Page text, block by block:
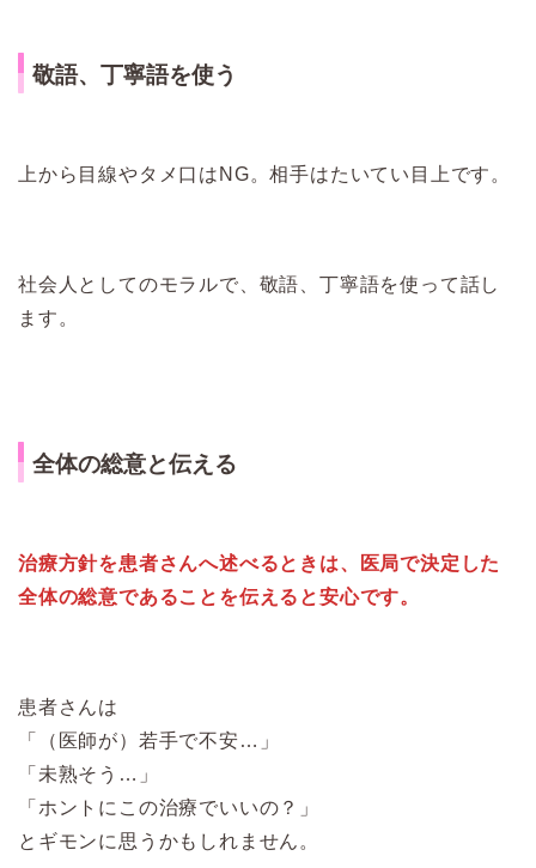
敬語、丁寧語を使う
上から目線やタメ口はNG。相手はたいてい目上です。
社会人としてのモラルで、敬語、丁寧語を使って話し
ます。
全体の総意と伝える
治療方針を患者さんへ述べるときは、医局で決定した
全体の総意であることを伝えると安心です。
患者さんは
「（医師が）若手で不安…」
「未熟そう…」
「ホントにこの治療でいいの？」
とギモンに思うかもしれません。